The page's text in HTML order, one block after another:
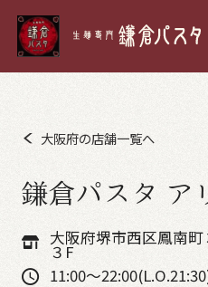
大阪府の店舗一覧へ
鎌倉パスタ ア
大阪府堺市西区鳳南
３F
11:00～